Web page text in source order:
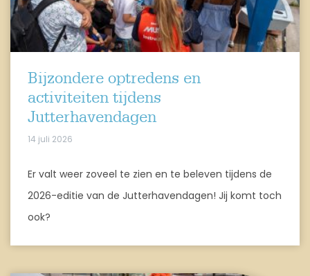
Bijzondere optredens en
activiteiten tijdens
Jutterhavendagen
14 juli 2026
Er valt weer zoveel te zien en te beleven tijdens de
2026-editie van de Jutterhavendagen! Jij komt toch
ook?